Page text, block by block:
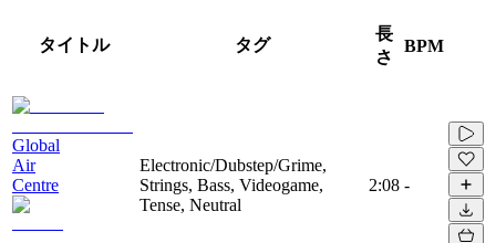
タイトル タグ
長
さ
BPM
Global
Air
Centre
Electronic/Dubstep/Grime,
Strings, Bass, Videogame,
Tense, Neutral
2:08 -